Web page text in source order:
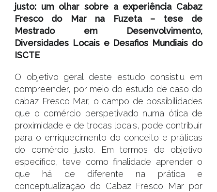
justo: um olhar sobre a experiência Cabaz
Fresco do Mar na Fuzeta – tese de
Mestrado em Desenvolvimento,
Diversidades Locais e Desafios Mundiais do
ISCTE
O objetivo geral deste estudo consistiu em
compreender, por meio do estudo de caso do
cabaz Fresco Mar, o campo de possibilidades
que o comércio perspetivado numa ótica de
proximidade e de trocas locais, pode contribuir
para o enriquecimento do conceito e práticas
do comércio justo. Em termos de objetivo
específico, teve como finalidade aprender o
que há de diferente na prática e
conceptualização do Cabaz Fresco Mar por